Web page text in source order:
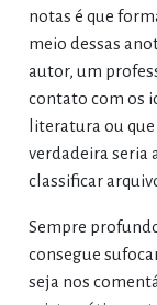
notas é que
meio dessas
autor, um
contato com os
literatura ou
verdadeira seria
classificar
Sempre
consegue
seja nos